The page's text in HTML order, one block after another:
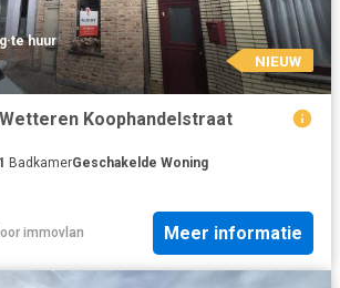
·te huur
NIEUW
Koophandelstraat
1 BadkamerGeschakelde Woning
immovlan Meer informatie